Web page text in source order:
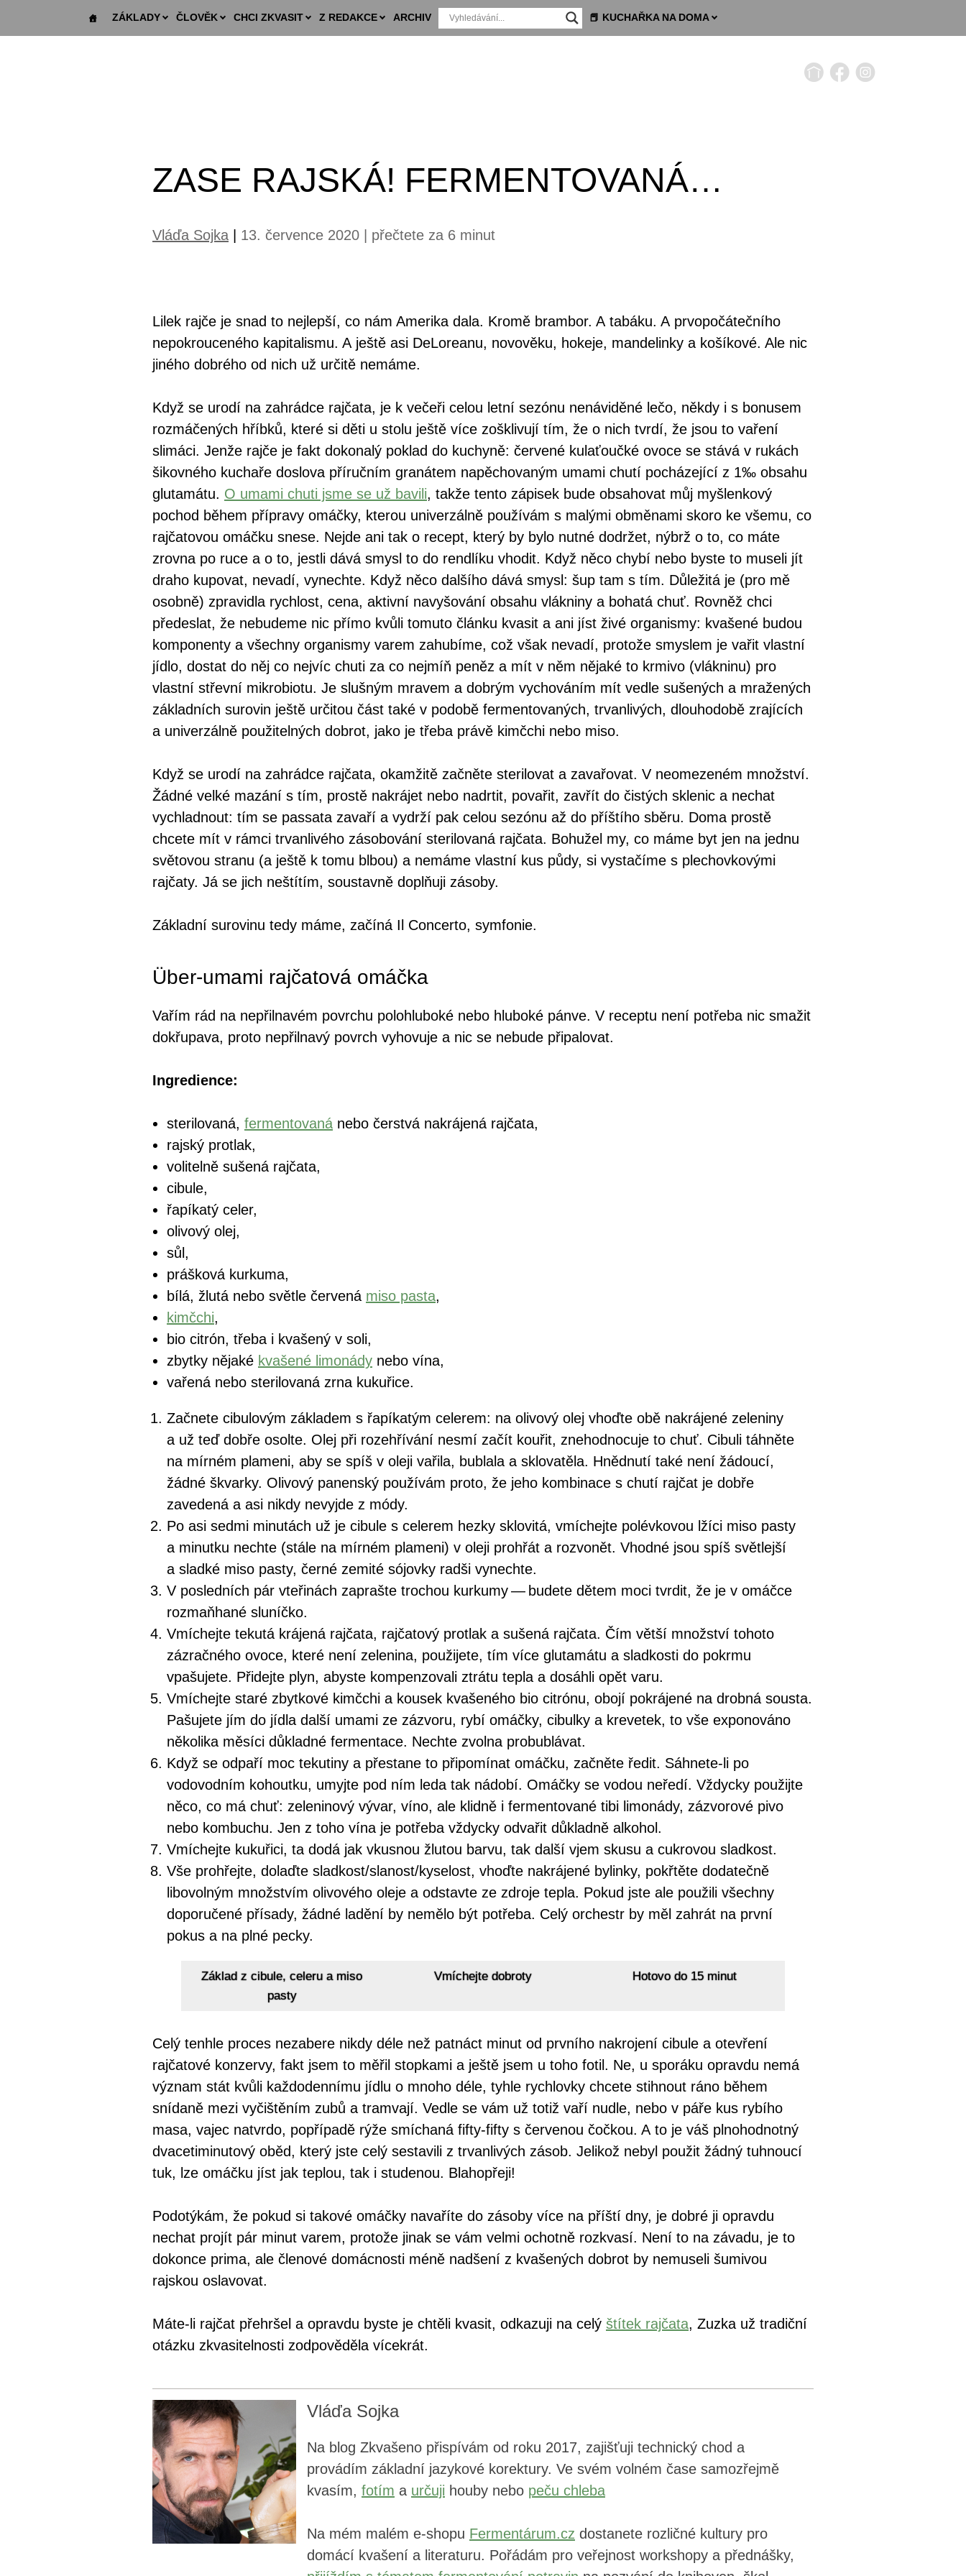
ZÁKLADY ČLOVĚK CHCI ZKVASIT Z REDAKCE ARCHIV 📕 KUCHAŘKA NA DOMA
ZASE RAJSKÁ! FERMENTOVANÁ…
Vláďa Sojka 13. července 2020 | přečtete za 6 minut
Lilek rajče je snad to nejlepší, co nám Amerika dala. Kromě brambor. A tabáku. A prvopočátečního
nepokrouceného kapitalismu. A ještě asi DeLoreanu, novověku, hokeje, mandelinky a košíkové. Ale nic
jiného dobrého od nich už určitě nemáme.
Když se urodí na zahrádce rajčata, je k večeři celou letní sezónu nenáviděné lečo, někdy i s bonusem
rozmáčených hříbků, které si děti u stolu ještě více zošklivují tím, že o nich tvrdí, že jsou to vaření
slimáci. Jenže rajče je fakt dokonalý poklad do kuchyně: červené kulaťoučké ovoce se stává v rukách
šikovného kuchaře doslova příručním granátem napěchovaným umami chutí pocházející z 1‰ obsahu
glutamátu. O umami chuti jsme se už bavili, takže tento zápisek bude obsahovat můj myšlenkový
pochod během přípravy omáčky, kterou univerzálně používám s malými obměnami skoro ke všemu, co
rajčatovou omáčku snese. Nejde ani tak o recept, který by bylo nutné dodržet, nýbrž o to, co máte
zrovna po ruce a o to, jestli dává smysl to do rendlíku vhodit. Když něco chybí nebo byste to museli jít
draho kupovat, nevadí, vynechte. Když něco dalšího dává smysl: šup tam s tím. Důležitá je (pro mě
osobně) zpravidla rychlost, cena, aktivní navyšování obsahu vlákniny a bohatá chuť. Rovněž chci
předeslat, že nebudeme nic přímo kvůli tomuto článku kvasit a ani jíst živé organismy: kvašené budou
komponenty a všechny organismy varem zahubíme, což však nevadí, protože smyslem je vařit vlastní
jídlo, dostat do něj co nejvíc chuti za co nejmíň peněz a mít v něm nějaké to krmivo (vlákninu) pro
vlastní střevní mikrobiotu. Je slušným mravem a dobrým vychováním mít vedle sušených a mražených
základních surovin ještě určitou část také v podobě fermentovaných, trvanlivých, dlouhodobě zrajících
a univerzálně použitelných dobrot, jako je třeba právě kimčchi nebo miso.
Když se urodí na zahrádce rajčata, okamžitě začněte sterilovat a zavařovat. V neomezeném množství.
Žádné velké mazání s tím, prostě nakrájet nebo nadrtit, povařit, zavřít do čistých sklenic a nechat
vychladnout: tím se passata zavaří a vydrží pak celou sezónu až do příštího sběru. Doma prostě
chcete mít v rámci trvanlivého zásobování sterilovaná rajčata. Bohužel my, co máme byt jen na jednu
světovou stranu (a ještě k tomu blbou) a nemáme vlastní kus půdy, si vystačíme s plechovkovými
rajčaty. Já se jich neštítím, soustavně doplňuji zásoby.
Základní surovinu tedy máme, začíná Il Concerto, symfonie.
Über-umami rajčatová omáčka
Vařím rád na nepřilnavém povrchu polohluboké nebo hluboké pánve. V receptu není potřeba nic smažit
dokřupava, proto nepřilnavý povrch vyhovuje a nic se nebude připalovat.
Ingredience:
sterilovaná, fermentovaná nebo čerstvá nakrájená rajčata,
rajský protlak,
volitelně sušená rajčata,
cibule,
řapíkatý celer,
olivový olej,
sůl,
prášková kurkuma,
bílá, žlutá nebo světle červená miso pasta,
kimčchi,
bio citrón, třeba i kvašený v soli,
zbytky nějaké kvašené limonády nebo vína,
vařená nebo sterilovaná zrna kukuřice.
Začnete cibulovým základem s řapíkatým celerem: na olivový olej vhoďte obě nakrájené zeleniny
a už teď dobře osolte. Olej při rozehřívání nesmí začít kouřit, znehodnocuje to chuť. Cibuli táhněte
na mírném plameni, aby se spíš v oleji vařila, bublala a sklovatěla. Hnědnutí také není žádoucí,
žádné škvarky. Olivový panenský používám proto, že jeho kombinace s chutí rajčat je dobře
zavedená a asi nikdy nevyjde z módy.
Po asi sedmi minutách už je cibule s celerem hezky sklovitá, vmíchejte polévkovou lžíci miso pasty
a minutku nechte (stále na mírném plameni) v oleji prohřát a rozvonět. Vhodné jsou spíš světlejší
a sladké miso pasty, černé zemité sójovky radši vynechte.
V posledních pár vteřinách zaprašte trochou kurkumy — budete dětem moci tvrdit, že je v omáčce
rozmaňhané sluníčko.
Vmíchejte tekutá krájená rajčata, rajčatový protlak a sušená rajčata. Čím větší množství tohoto
zázračného ovoce, které není zelenina, použijete, tím více glutamátu a sladkosti do pokrmu
vpašujete. Přidejte plyn, abyste kompenzovali ztrátu tepla a dosáhli opět varu.
Vmíchejte staré zbytkové kimčchi a kousek kvašeného bio citrónu, obojí pokrájené na drobná sousta.
Pašujete jím do jídla další umami ze zázvoru, rybí omáčky, cibulky a krevetek, to vše exponováno
několika měsíci důkladné fermentace. Nechte zvolna probublávat.
Když se odpaří moc tekutiny a přestane to připomínat omáčku, začněte ředit. Sáhnete-li po
vodovodním kohoutku, umyjte pod ním leda tak nádobí. Omáčky se vodou neředí. Vždycky použijte
něco, co má chuť: zeleninový vývar, víno, ale klidně i fermentované tibi limonády, zázvorové pivo
nebo kombuchu. Jen z toho vína je potřeba vždycky odvařit důkladně alkohol.
Vmíchejte kukuřici, ta dodá jak vkusnou žlutou barvu, tak další vjem skusu a cukrovou sladkost.
Vše prohřejte, dolaďte sladkost/slanost/kyselost, vhoďte nakrájené bylinky, pokřtěte dodatečně
libovolným množstvím olivového oleje a odstavte ze zdroje tepla. Pokud jste ale použili všechny
doporučené přísady, žádné ladění by nemělo být potřeba. Celý orchestr by měl zahrát na první
pokus a na plné pecky.
Základ z cibule, celeru a miso
pasty
Vmíchejte dobroty Hotovo do 15 minut
Celý tenhle proces nezabere nikdy déle než patnáct minut od prvního nakrojení cibule a otevření
rajčatové konzervy, fakt jsem to měřil stopkami a ještě jsem u toho fotil. Ne, u sporáku opravdu nemá
význam stát kvůli každodennímu jídlu o mnoho déle, tyhle rychlovky chcete stihnout ráno během
snídaně mezi vyčištěním zubů a tramvají. Vedle se vám už totiž vaří nudle, nebo v páře kus rybího
masa, vajec natvrdo, popřípadě rýže smíchaná fifty-fifty s červenou čočkou. A to je váš plnohodnotný
dvacetiminutový oběd, který jste celý sestavili z trvanlivých zásob. Jelikož nebyl použit žádný tuhnoucí
tuk, lze omáčku jíst jak teplou, tak i studenou. Blahopřeji!
Podotýkám, že pokud si takové omáčky navaříte do zásoby více na příští dny, je dobré ji opravdu
nechat projít pár minut varem, protože jinak se vám velmi ochotně rozkvasí. Není to na závadu, je to
dokonce prima, ale členové domácnosti méně nadšení z kvašených dobrot by nemuseli šumivou
rajskou oslavovat.
Máte-li rajčat přehršel a opravdu byste je chtěli kvasit, odkazuji na celý štítek rajčata, Zuzka už tradiční
otázku zkvasitelnosti zodpověděla vícekrát.
Vláďa Sojka
Na blog Zkvašeno přispívám od roku 2017, zajišťuji technický chod a
provádím základní jazykové korektury. Ve svém volném čase samozřejmě
kvasím, fotím a určuji houby nebo peču chleba
Na mém malém e-shopu Fermentárum.cz dostanete rozličné kultury pro
domácí kvašení a literaturu. Pořádám pro veřejnost workshopy a přednášky,